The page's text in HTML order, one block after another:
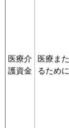
医療介
護資金
医療ま
るため